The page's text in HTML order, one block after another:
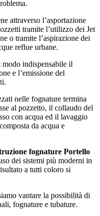
attraverso l’asportazione
tramite l’utilizzo dei Jet
o tramite l’aspirazione dei
reflue urbane.
indispensabile il
e l’emissione del
nelle fognature termina
al pozzetto, il collaudo del
con acqua ed il lavaggio
da acqua e
fognature Portello
dei sistemi più moderni in
a tutti coloro si
vantare la possibilità di
fognature e tubature.